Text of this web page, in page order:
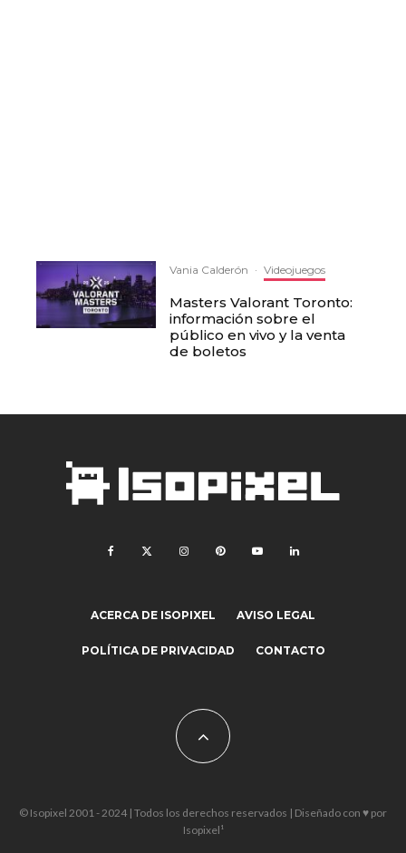
Vania Calderón · Videojuegos
Masters Valorant Toronto:
información sobre el
público en vivo y la venta
de boletos
ACERCA DE ISOPIXEL AVISO LEGAL
POLÍTICA DE PRIVACIDAD CONTACTO
© Isopixel 2001 - 2024 | Todos los derechos reservados | Diseñado con ♥ por
Isopixel¹